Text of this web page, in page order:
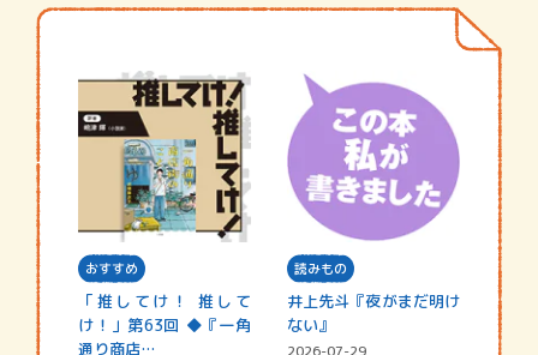
おすすめ
「推してけ！ 推して
け！」第63回 ◆『一角
通り商店…
読みもの
井上先斗『夜がまだ明け
ない』